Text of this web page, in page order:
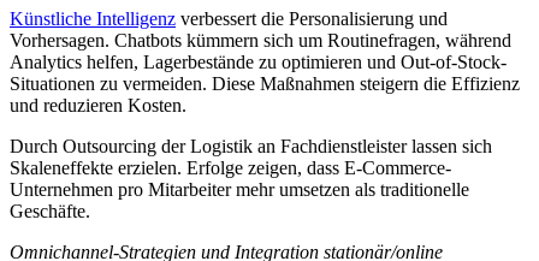
Künstliche Intelligenz verbessert die Personalisierung und
Vorhersagen. Chatbots kümmern sich um Routinefragen, während
Analytics helfen, Lagerbestände zu optimieren und Out-of-Stock-
Situationen zu vermeiden. Diese Maßnahmen steigern die Effizienz
und reduzieren Kosten.
Durch Outsourcing der Logistik an Fachdienstleister lassen sich
Skaleneffekte erzielen. Erfolge zeigen, dass E-Commerce-
Unternehmen pro Mitarbeiter mehr umsetzen als traditionelle
Geschäfte.
Omnichannel-Strategien und Integration stationär/online